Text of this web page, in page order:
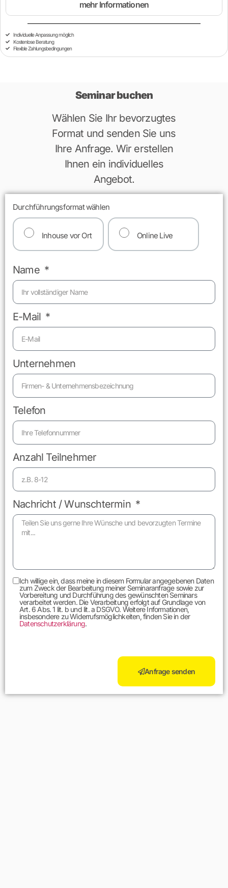
mehr Informationen
Individuelle Anpassung möglich
Kostenlose Beratung
Flexible Zahlungsbedingungen
Seminar buchen
Wählen Sie Ihr bevorzugtes
Format und senden Sie uns
Ihre Anfrage. Wir erstellen
Ihnen ein individuelles
Angebot.
Durchführungsformat wählen
Inhouse vor Ort Online Live
Name
E-Mail
Unternehmen
Telefon
Anzahl Teilnehmer
Nachricht / Wunschtermin
Ich willige ein, dass meine in diesem Formular angegebenen Daten
zum Zweck der Bearbeitung meiner Seminaranfrage sowie zur
Vorbereitung und Durchführung des gewünschten Seminars
verarbeitet werden. Die Verarbeitung erfolgt auf Grundlage von
Art. 6 Abs. 1 lit. b und lit. a DSGVO. Weitere Informationen,
insbesondere zu Widerrufsmöglichkeiten, finden Sie in der
Datenschutzerklärung.
Anfrage senden